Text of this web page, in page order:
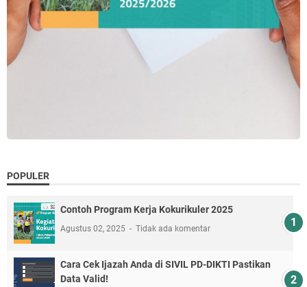
POPULER
Contoh Program Kerja Kokurikuler 2025
Agustus 02, 2025 Tidak ada komentar
Cara Cek Ijazah Anda di SIVIL PD-DIKTI Pastikan
Data Valid!